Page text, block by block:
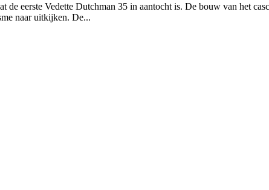
de eerste Vedette Dutchman 35 in aantocht is. De bouw van het
naar uitkijken. De...